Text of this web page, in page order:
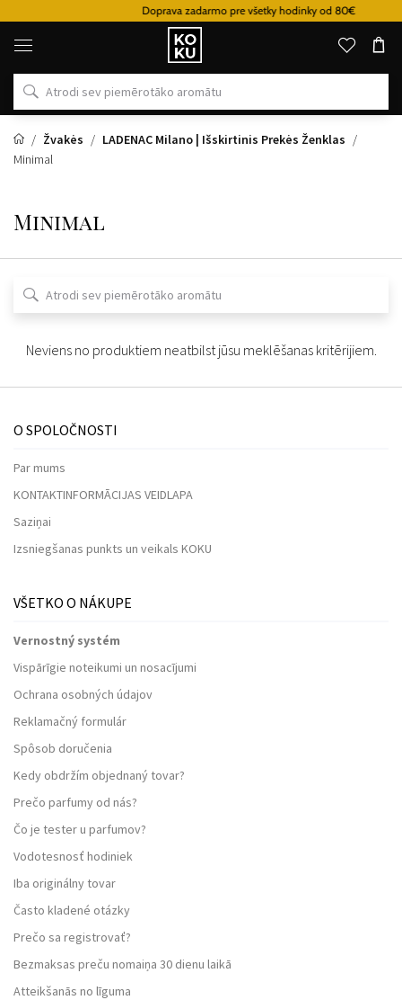
Doprava zadarmo pre všetky hodinky od 80€
Oriģinālie
parfimērijas
izstrādājumi
un
pulksteņi
vietā
Žvakės
LADENAC Milano | Išskirtinis Prekės Ženklas
Minimal
Minimal
Neviens no produktiem neatbilst jūsu meklēšanas kritērijiem.
O SPOLOČNOSTI
Par mums
KONTAKTINFORMĀCIJAS VEIDLAPA
Saziņai
Izsniegšanas punkts un veikals KOKU
VŠETKO O NÁKUPE
Vernostný systém
Vispārīgie noteikumi un nosacījumi
Ochrana osobných údajov
Reklamačný formulár
Spôsob doručenia
Kedy obdržím objednaný tovar?
Prečo parfumy od nás?
Čo je tester u parfumov?
Vodotesnosť hodiniek
Iba originálny tovar
Často kladené otázky
Prečo sa registrovať?
Bezmaksas preču nomaiņa 30 dienu laikā
Atteikšanās no līguma